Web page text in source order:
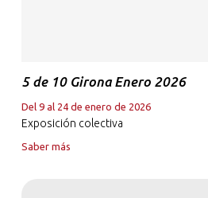
5 de 10 Girona Enero 2026
Del 9 al 24 de enero de 2026
Exposición colectiva
Saber más